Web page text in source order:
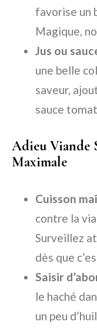
favorise un
Magique,
Jus ou
une belle
saveur,
sauce
Adieu Viande
Maximale
Cuisson
contre la
Surveillez
dès que
Saisir
le haché
un peu